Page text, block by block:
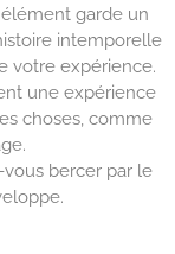
garde un
intemporelle
votre expérience.
une expérience
choses, comme
vous bercer par le